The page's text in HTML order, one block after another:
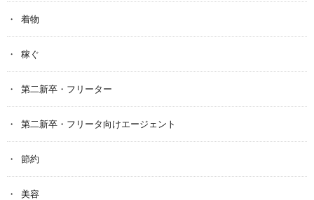
着物
稼ぐ
第二新卒・フリーター
第二新卒・フリータ向けエージェント
節約
美容